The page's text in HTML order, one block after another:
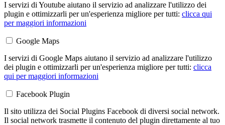
I servizi di Youtube aiutano il servizio ad analizzare l'utilizzo dei
plugin e ottimizzarli per un'esperienza migliore per tutti: clicca qui
per maggiori informazioni
Google Maps
I servizi di Google Maps aiutano il servizio ad analizzare l'utilizzo
dei plugin e ottimizzarli per un'esperienza migliore per tutti: clicca
qui per maggiori informazioni
Facebook Plugin
Il sito utilizza dei Social Plugins Facebook di diversi social network.
Il social network trasmette il contenuto del plugin direttamente al tuo